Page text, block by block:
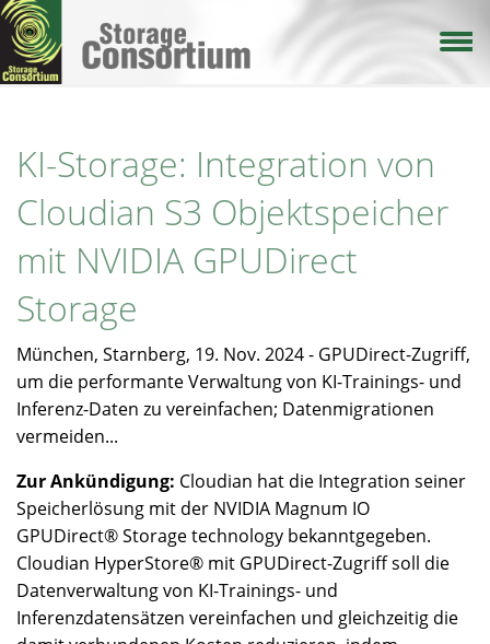
Direkt
zum
Inhalt
KI-Storage: Integration von
Cloudian S3 Objektspeicher
mit NVIDIA GPUDirect
Storage
München, Starnberg, 19. Nov. 2024 - GPUDirect-Zugriff,
um die performante Verwaltung von KI-Trainings- und
Inferenz-Daten zu vereinfachen; Datenmigrationen
vermeiden...
Zur Ankündigung: Cloudian hat die Integration seiner
Speicherlösung mit der NVIDIA Magnum IO
GPUDirect® Storage technology bekanntgegeben.
Cloudian HyperStore® mit GPUDirect-Zugriff soll die
Datenverwaltung von KI-Trainings- und
Inferenzdatensätzen vereinfachen und gleichzeitig die